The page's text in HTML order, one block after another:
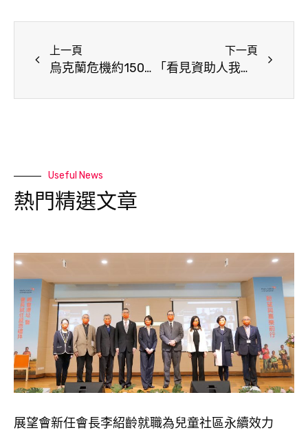
上一頁
烏克蘭危機約150萬烏克蘭兒童被迫成為難民 14歲以下更佔多數 世界展望會持續呼籲各界搶救兒童
下一頁
「看見資助人我會哭出來！」 HBL年度MVP陳將双 立志做最強的自己
Useful News
熱門精選文章
展望會新任會長李紹齡就職為兒童社區永續效力